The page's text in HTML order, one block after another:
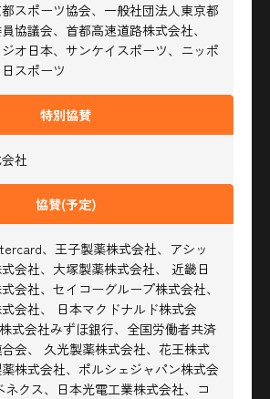
スポーツ協会、一般社団法人東京都
協議会、首都高速道路株式会社、
オ日本、サンケイスポーツ、ニッポ
スポーツ
特別協賛
社
協賛(予定)
、王子製薬株式会社、アシッ
会社、大塚製薬株式会社、
近畿日
会社、セイコーグループ株式会社、
会社、
日本マクドナルド株式会
式会社みずほ銀行、全国労働者共済
会、
久光製薬株式会社、花王株式
株式会社、ポルシェジャパン株式会
ネクス、日本光電工業株式会社、コ